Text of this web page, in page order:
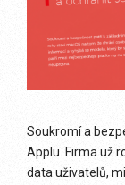
Soukromí a
Applu. Firma už
data uživatelů,